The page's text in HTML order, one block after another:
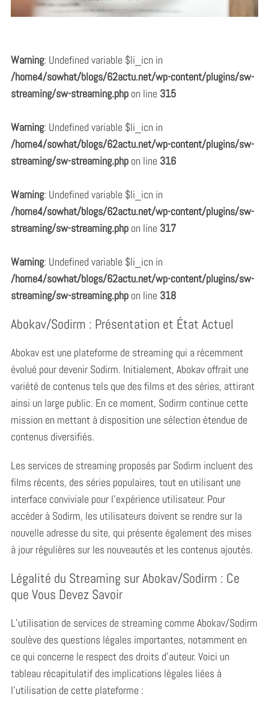
Warning: Undefined variable $li_icn in
/home4/sowhat/blogs/62actu.net/wp-content/plugins/sw-
streaming/sw-streaming.phpon line 315
Warning: Undefined variable $li_icn in
/home4/sowhat/blogs/62actu.net/wp-content/plugins/sw-
streaming/sw-streaming.phpon line 316
Warning: Undefined variable $li_icn in
/home4/sowhat/blogs/62actu.net/wp-content/plugins/sw-
streaming/sw-streaming.phpon line 317
Warning: Undefined variable $li_icn in
/home4/sowhat/blogs/62actu.net/wp-content/plugins/sw-
streaming/sw-streaming.phpon line 318
Abokav/Sodirm : Présentation et État Actuel
Abokav est une plateforme de streaming qui a récemment
évolué pour devenir Sodirm. Initialement, Abokav offrait une
variété de contenus tels que des films et des séries, attirant
ainsi un large public. En ce moment, Sodirm continue cette
mission en mettant à disposition une sélection étendue de
contenus diversifiés.
Les services de streaming proposés par Sodirm incluent des
films récents, des séries populaires, tout en utilisant une
interface conviviale pour l’expérience utilisateur. Pour
accéder à Sodirm, les utilisateurs doivent se rendre sur la
nouvelle adresse du site, qui présente également des mises
à jour régulières sur les nouveautés et les contenus ajoutés.
Légalité du Streaming sur Abokav/Sodirm : Ce
que Vous Devez Savoir
L’utilisation de services de streaming comme Abokav/Sodirm
soulève des questions légales importantes, notamment en
ce qui concerne le respect des droits d’auteur. Voici un
tableau récapitulatif des implications légales liées à
l’utilisation de cette plateforme :